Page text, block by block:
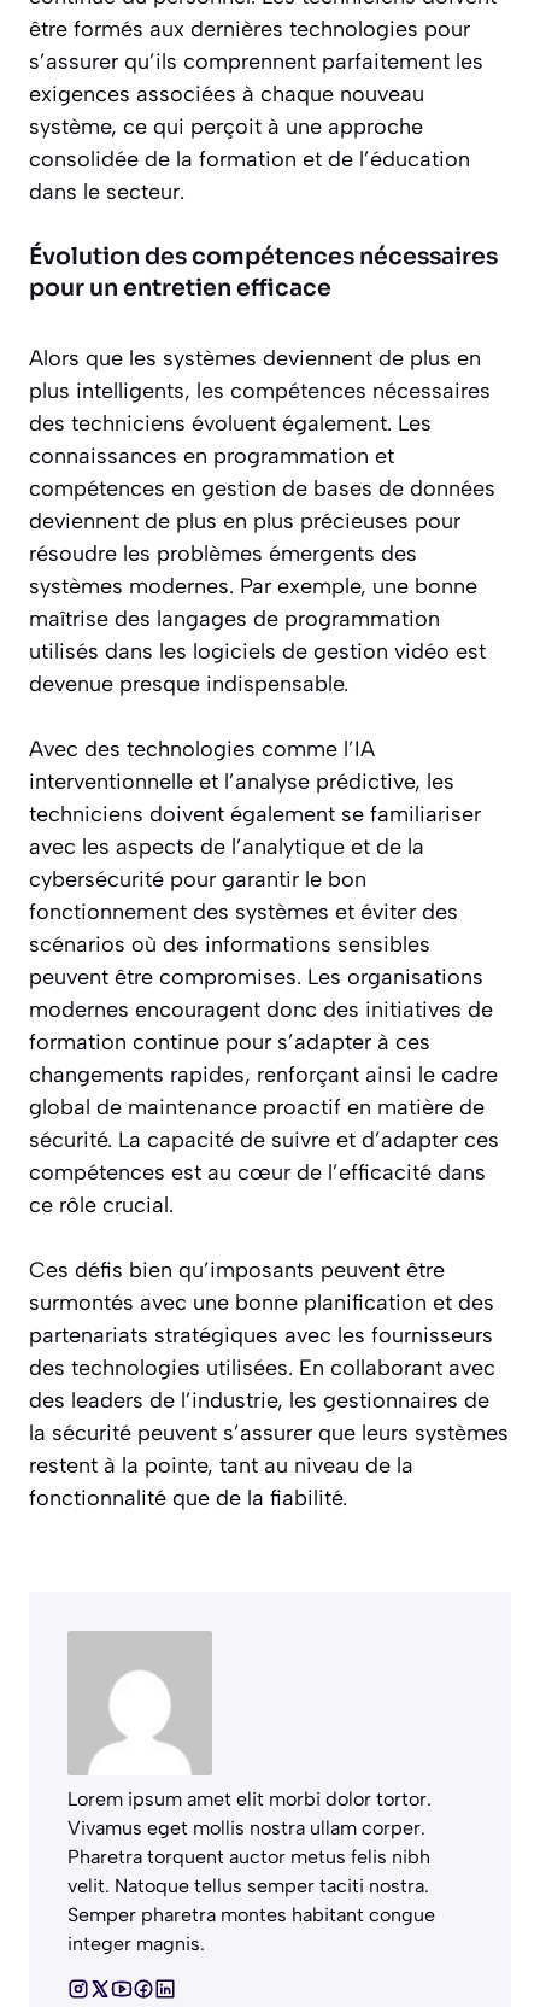
être formés aux dernières technologies pour
s’assurer qu’ils comprennent parfaitement les
exigences associées à chaque nouveau
système, ce qui perçoit à une approche
consolidée de la formation et de l’éducation
dans le secteur.
Évolution des compétences nécessaires
pour un entretien efficace
Alors que les systèmes deviennent de plus en
plus intelligents, les compétences nécessaires
des techniciens évoluent également. Les
connaissances en programmation et
compétences en gestion de bases de données
deviennent de plus en plus précieuses pour
résoudre les problèmes émergents des
systèmes modernes. Par exemple, une bonne
maîtrise des langages de programmation
utilisés dans les logiciels de gestion vidéo est
devenue presque indispensable.
Avec des technologies comme l’IA
interventionnelle et l’analyse prédictive, les
techniciens doivent également se familiariser
avec les aspects de l’analytique et de la
cybersécurité pour garantir le bon
fonctionnement des systèmes et éviter des
scénarios où des informations sensibles
peuvent être compromises. Les organisations
modernes encouragent donc des initiatives de
formation continue pour s’adapter à ces
changements rapides, renforçant ainsi le cadre
global de maintenance proactif en matière de
sécurité. La capacité de suivre et d’adapter ces
compétences est au cœur de l’efficacité dans
ce rôle crucial.
Ces défis bien qu’imposants peuvent être
surmontés avec une bonne planification et des
partenariats stratégiques avec les fournisseurs
des technologies utilisées. En collaborant avec
des leaders de l’industrie, les gestionnaires de
la sécurité peuvent s’assurer que leurs systèmes
restent à la pointe, tant au niveau de la
fonctionnalité que de la fiabilité.
Lorem ipsum amet elit morbi dolor tortor.
Vivamus eget mollis nostra ullam corper.
Pharetra torquent auctor metus felis nibh
velit. Natoque tellus semper taciti nostra.
Semper pharetra montes habitant congue
integer magnis.